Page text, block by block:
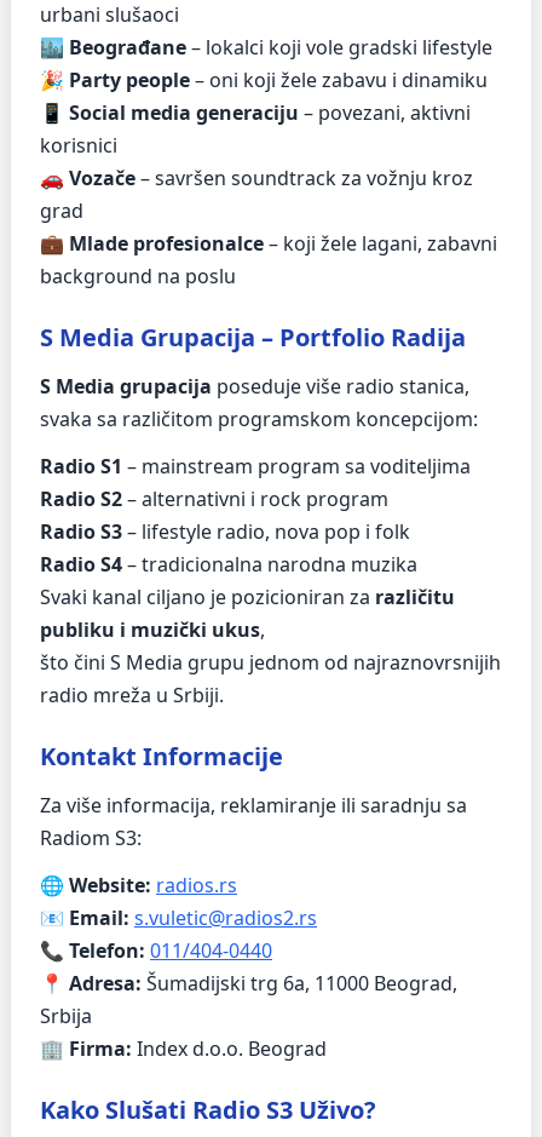
urbani slušaoci
🏙️ Beograđane– lokalci koji vole gradski lifestyle
🎉 Party people– oni koji žele zabavu i dinamiku
📱 Social media generaciju – povezani, aktivni
korisnici
🚗 Vozače– savršen soundtrack za vožnju kroz
grad
💼 Mlade profesionalce– koji žele lagani, zabavni
background na poslu
S Media Grupacija – Portfolio Radija
S Media grupacija poseduje više radio stanica,
svaka sa različitom programskom koncepcijom:
Radio S1 – mainstream program sa voditeljima
Radio S2– alternativni i rock program
Radio S3– lifestyle radio, nova pop i folk
Radio S4– tradicionalna narodna muzika
Svaki kanal ciljano je pozicioniran za različitu
publiku i muzički ukus,
što čini S Media grupu jednom od najraznovrsnijih
radio mreža u Srbiji.
Kontakt Informacije
Za više informacija, reklamiranje ili saradnju sa
Radiom S3:
🌐 Website: radios.rs
📧 Email: s.vuletic@radios2.rs
📞 Telefon: 011/404-0440
📍 Adresa: Šumadijski trg 6a, 11000 Beograd,
Srbija
🏢 Firma: Index d.o.o. Beograd
Kako Slušati Radio S3 Uživo?